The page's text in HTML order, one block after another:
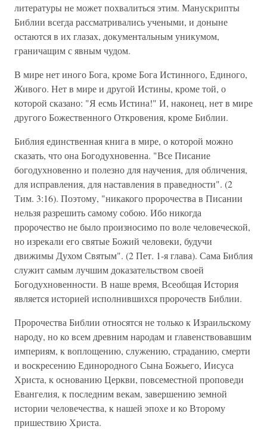
литературы не может похвалиться этим. Манускрипты
Библии всегда рассматривались учеными, и доныне
остаются в их глазах, документальным уникумом,
граничащим с явным чудом.
В мире нет иного Бога, кроме Бога Истинного, Единого,
Живого. Нет в мире и другой Истины, кроме той, о
которой сказано: "Я есмь Истина!" И, наконец, нет в мире
другого Божественного Откровения, кроме Библии.
Библия единственная книга в мире, о которой можно
сказать, что она Богодухновенна. "Все Писание
богодухновенно и полезно для научения, для обличения,
для исправления, для наставления в праведности". (2
Тим. 3:16). Поэтому, "никакого пророчества в Писании
нельзя разрешить самому собою. Ибо никогда
пророчество не было произносимо по воле человеческой,
но изрекали его святые Божий человеки, будучи
движимы Духом Святым". (2 Пет. 1-я глава). Сама Библия
служит самым лучшим доказательством своей
Богодухновенности. В наше время, Всеобщая История
является историей исполнившихся пророчеств Библии.
Пророчества Библии относятся не только к Израильскому
народу, но ко всем древним народам и главенствовавшим
империям, к воплощению, служению, страданию, смерти
и воскресению Единородного Сына Божьего, Иисуса
Христа, к основанию Церкви, повсеместной проповеди
Евангелия, к последним векам, завершению земной
истории человечества, к нашей эпохе и ко Второму
пришествию Христа.